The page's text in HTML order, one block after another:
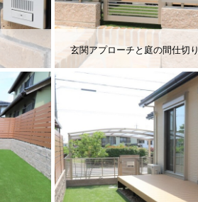
玄関アプローチと庭の間仕切り